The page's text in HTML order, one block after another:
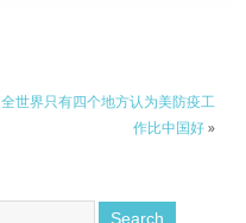
全世界只有四个地方认为美防疫工
作比中国好»